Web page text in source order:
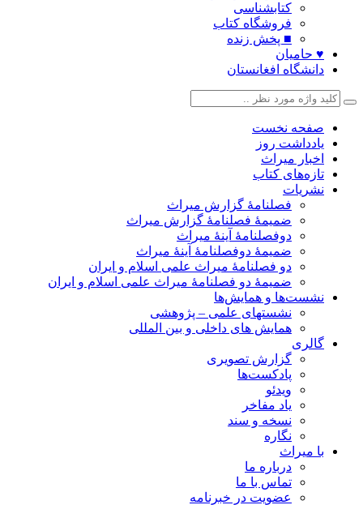
کتابشناسی
فروشگاه کتاب
■ پخش زنده
♥ حامیان
دانشگاه افغانستان
صفحه نخست
یادداشت روز
اخبار میراث
تازه‌های کتاب
نشریات
فصلنامۀ گزارش میراث
ضمیمۀ فصلنامۀ گزارش میراث
دوفصلنامۀ آینۀ میراث
ضمیمۀ دوفصلنامۀ آینۀ میراث
دو فصلنامۀ میراث علمی اسلام و ایران
ضمیمۀ دو فصلنامۀ میراث علمی اسلام و ایران
نشست‌ها و همایش‌ها
نشستهای علمی – پژوهشی
همایش های داخلی و بین المللی
گالری
گزارش تصویری
پادکست‌ها
ویدئو
یاد مفاخر
نسخه و سند
نگاره
با میراث
درباره ما
تماس با ما
عضویت در خبرنامه